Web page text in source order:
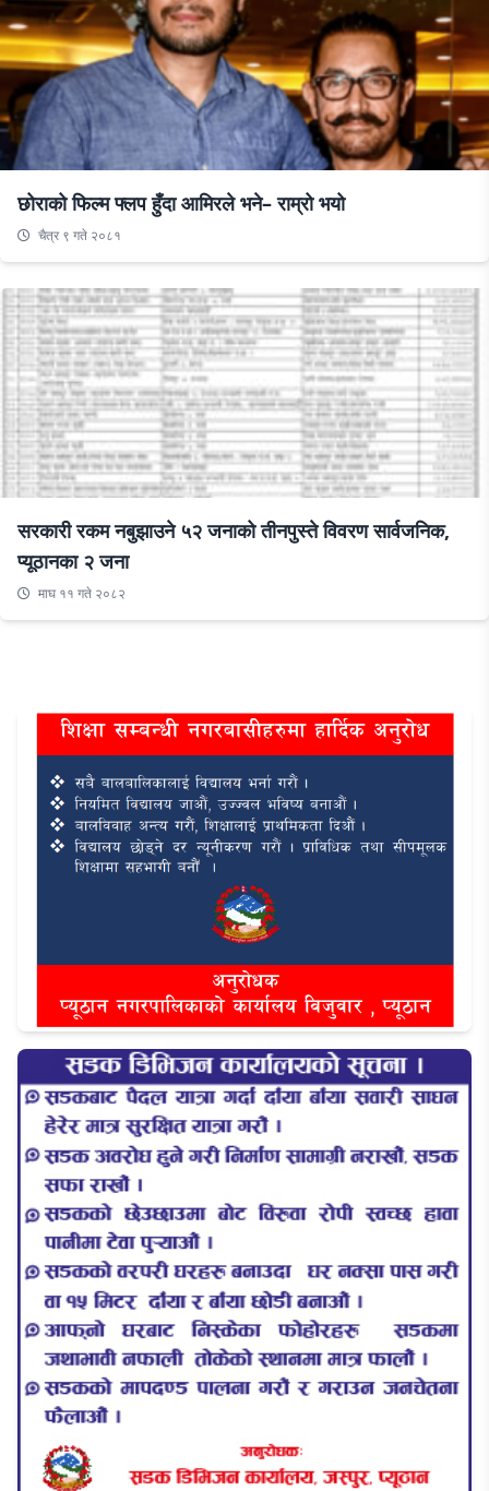
छोराको फिल्म फ्लप हुँदा आमिरले भने– राम्रो भयो
चैत्र ९ गते २०८१
सरकारी रकम नबुझाउने ५२ जनाको तीनपुस्ते विवरण सार्वजनिक,
प्यूठानका २ जना
माघ ११ गते २०८२